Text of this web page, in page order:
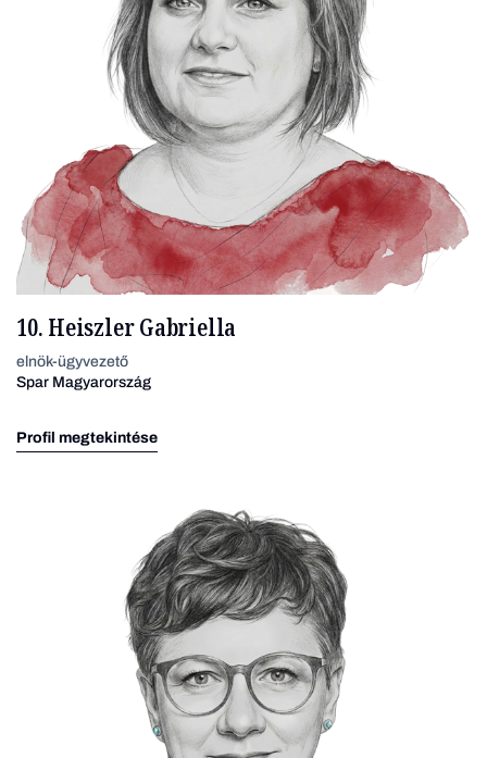
10. Heiszler Gabriella
elnök-ügyvezető
Spar Magyarország
Profil megtekintése